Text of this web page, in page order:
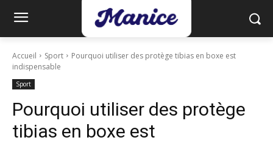
Accueil Sport
Pourquoi utiliser des protège tibias en boxe est
indispensable
Sport
Pourquoi utiliser des protège
tibias en boxe est